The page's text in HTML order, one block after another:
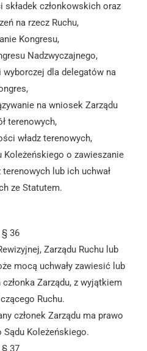
członkowskich oraz
na rzecz Ruchu,
Kongresu,
Nadzwyczajnego,
dla delegatów na
na wniosek Zarządu
terenowych,
władz terenowych,
o zawieszanie
lub ich uchwał
ze Statutem.
§ 36
Zarządu Ruchu lub
mocą uchwały zawiesić lub
Zarządu, z wyjątkiem
Ruchu.
członek Zarządu ma prawo
Sądu Koleżeńskiego.
§ 37